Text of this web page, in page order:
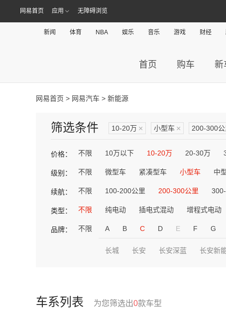
网易首页 应用 无障碍浏览
新闻 体育 NBA 娱乐 音乐 游戏 财经
首页 购车 新
网易首页 > 网易汽车 > 新能源
筛选条件 10-20万 × 小型车 × 200-300公
价格： 不限 10万以下 10-20万 20-30万
级别： 不限 微型车 紧凑型车 小型车 中
续航： 不限 100-200公里 200-300公里
类型： 不限 纯电动 插电式混动 增程式电动
品牌： 不限 A B C D E F G
长城 长安 长安深蓝 长安新
车系列表 为您筛选出0款车型